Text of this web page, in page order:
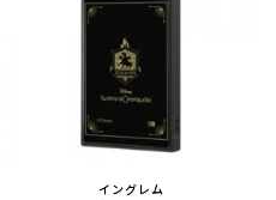
イングレム